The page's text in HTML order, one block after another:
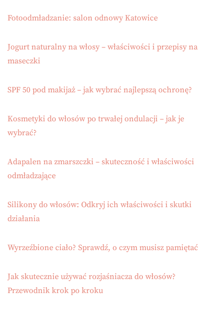
Fotoodmładzanie: salon odnowy Katowice
Jogurt naturalny na włosy – właściwości i przepisy na
maseczki
SPF 50 pod makijaż – jak wybrać najlepszą ochronę?
Kosmetyki do włosów po trwałej ondulacji – jak je
wybrać?
Adapalen na zmarszczki – skuteczność i właściwości
odmładzające
Silikony do włosów: Odkryj ich właściwości i skutki
działania
Wyrzeźbione ciało? Sprawdź, o czym musisz pamiętać
Jak skutecznie używać rozjaśniacza do włosów?
Przewodnik krok po kroku